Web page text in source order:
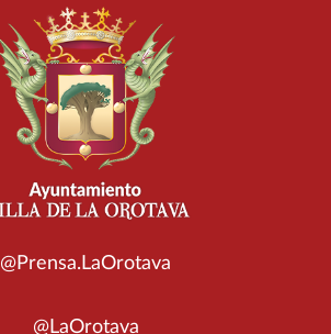
@Prensa.LaOrotava
@LaOrotava